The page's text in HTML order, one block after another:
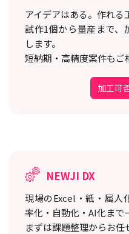
アイデアはある。作れる
試作1個から量産まで、
します。
短納期・高精度案件もご
加工可
NEWJI DX
現場のExcel・紙・属人
率化・自動化・AI化まで
まずは課題整理からお任